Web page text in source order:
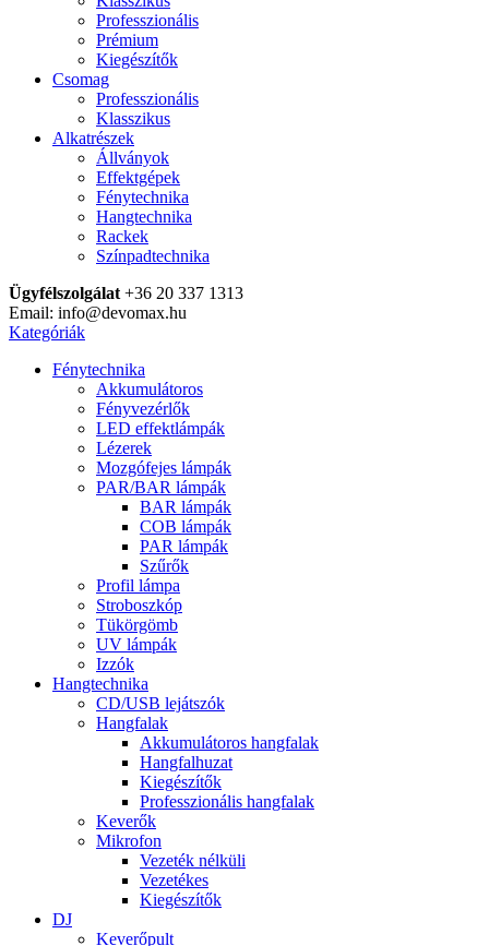
Professzionális
Prémium
Kiegészítők
Csomag
Professzionális
Klasszikus
Alkatrészek
Állványok
Effektgépek
Fénytechnika
Hangtechnika
Rackek
Színpadtechnika
Ügyfélszolgálat +36 20 337 1313
Email: info@devomax.hu
Kategóriák
Fénytechnika
Akkumulátoros
Fényvezérlők
LED effektlámpák
Lézerek
Mozgófejes lámpák
PAR/BAR lámpák
BAR lámpák
COB lámpák
PAR lámpák
Szűrők
Profil lámpa
Stroboszkóp
Tükörgömb
UV lámpák
Izzók
Hangtechnika
CD/USB lejátszók
Hangfalak
Akkumulátoros hangfalak
Hangfalhuzat
Kiegészítők
Professzionális hangfalak
Keverők
Mikrofon
Vezeték nélküli
Vezetékes
Kiegészítők
DJ
Keverőpult